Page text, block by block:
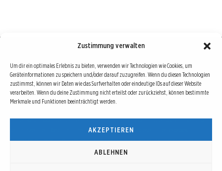
Zustimmung verwalten
Um dir ein optimales Erlebnis zu bieten, verwenden wir Technologien wie Cookies, um
Geräteinformationen zu speichern und/oder darauf zuzugreifen. Wenn du diesen Technologien
zustimmst, können wir Daten wie das Surfverhalten oder eindeutige IDs auf dieser Website
verarbeiten. Wenn du deine Zustimmung nicht erteilst oder zurückziehst, können bestimmte
Merkmale und Funktionen beeinträchtigt werden.
AKZEPTIEREN
ABLEHNEN
Börse : lokal, international, global
Erfolgreiche Börsengeschäfte bedingen vor allem drei Dinge: Verlässliche Informationen,
richtige Interpretationen und unabhängige Informationsquellen. Diese drei Bausteine sind
auch die redaktionelle Leitlinie von Börse Global.
Hinter Börse Global steht ein Team von erfahrenen Finanzjournalisten, die zum Teil schon
seit Jahrzehnten Börse in all ihren Facetten leben und mit diesem Internetprojekt
interessierten Lesern und Investoren ein Angebot machen wollen, sich über spannende
Entwicklungen, Tendenzen, Chancen und Risiken von Börsen-Investments zu informieren.